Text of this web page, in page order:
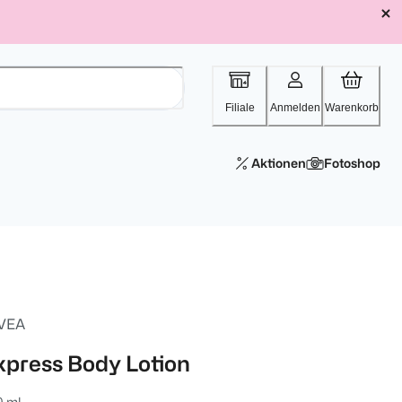
Filiale Anmelden Warenkorb
Aktionen Fotoshop
Body Lotion